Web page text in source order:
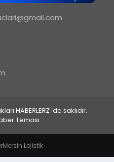
HABERLERZ 'de saklıdır.
Teması
Mersin Lojistik